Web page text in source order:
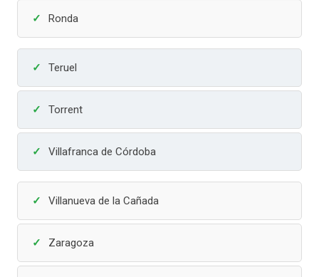
Ronda
Teruel
Torrent
Villafranca de Córdoba
Villanueva de la Cañada
Zaragoza